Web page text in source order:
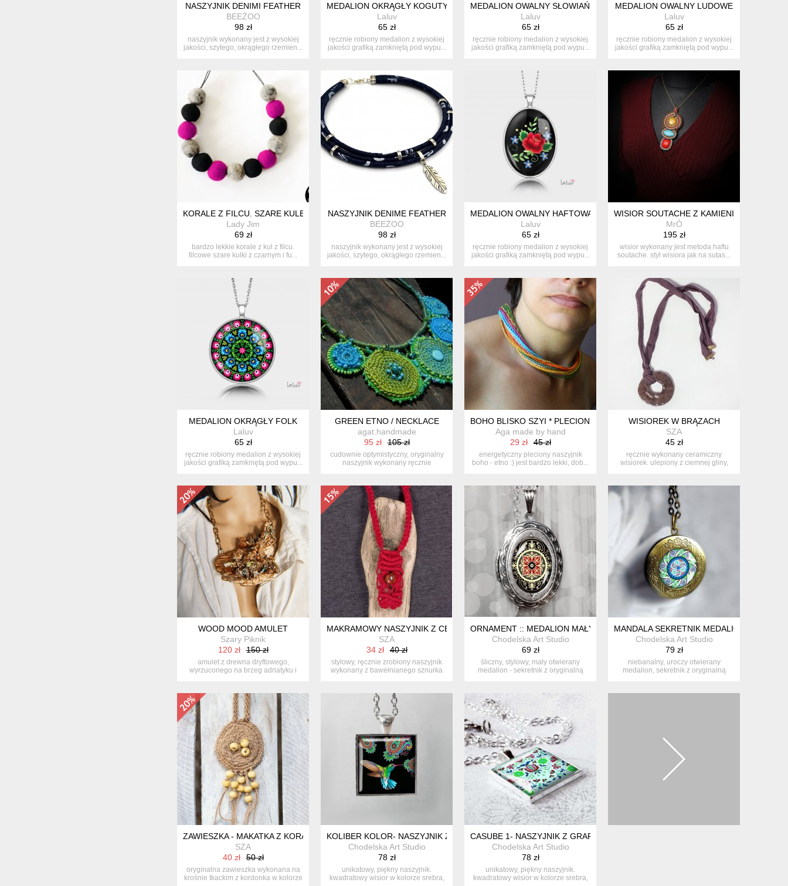
NASZYJNIK DENIMI FEATHER
BEEŻOO
98 zł
naszyjnik wykonany jest z wysokiej
jakości, szytego, okrągłego rzemien...
MEDALION OKRĄGŁY KOGUTY
Laluv
65 zł
ręcznie robiony medalion z wysokiej
jakości grafiką zamkniętą pod wypu...
MEDALION OWALNY SŁOWIAŃSKIE
Laluv
65 zł
ręcznie robiony medalion z wysokiej
jakości grafiką zamkniętą pod wypu...
MEDALION OWALNY LUDOWE
Laluv
65 zł
ręcznie robiony medalion z wysokiej
jakości grafiką zamkniętą pod wypu...
KORALE Z FILCU. SZARE KULE I FUKSJA. FILC.
Lady Jim
69 zł
bardzo lekkie korale z kul z filcu.
filcowe szare kulki z czarnym i fu...
NASZYJNIK DENIME FEATHER
BEEŻOO
98 zł
naszyjnik wykonany jest z wysokiej
jakości, szytego, okrągłego rzemien...
MEDALION OWALNY HAFTOWANA RÓŻA
Laluv
65 zł
ręcznie robiony medalion z wysokiej
jakości grafiką zamkniętą pod wypu...
WISIOR SOUTACHE Z KAMIENIAMI
MrÓ
195 zł
wisior wykonany jest metoda haftu
soutache. styl wisiora jak na sutas...
MEDALION OKRĄGŁY FOLK
Laluv
65 zł
ręcznie robiony medalion z wysokiej
jakości grafiką zamkniętą pod wypu...
GREEN ETNO / NECKLACE
agat.handmade
95 zł
105 zł
cudownie optymistyczny, oryginalny
naszyjnik wykonany ręcznie
BOHO BLISKO SZYI * PLECIONY NASZYJNIK * ETNO
Aga made by hand
29 zł
45 zł
energetyczny pleciony naszyjnik
boho - etno :) jest bardzo lekki, dob...
WISIOREK W BRĄZACH
SZA
45 zł
ręcznie wykonany ceramiczny
wisiorek. ulepiony z ciemnej gliny,
WOOD MOOD AMULET
Szary Piknik
120 zł
150 zł
amulet z drewna dryftowego,
wyrzuconego na brzeg adriatyku i
MAKRAMOWY NASZYJNIK Z CERAMICZNĄ KULKĄ
SZA
34 zł
40 zł
stylowy, ręcznie zrobiony naszyjnik
wykonany z bawełnianego sznurka
ORNAMENT :: MEDALION MAŁY SEKRETNIK OTWIERANY UNIKATOWY
Chodelska Art Studio
69 zł
śliczny, stylowy, mały otwierany
medalion - sekretnik z oryginalną
MANDALA SEKRETNIK MEDALION
Chodelska Art Studio
79 zł
niebanalny, uroczy otwierany
medalion, sekretnik z oryginalną
ZAWIESZKA - MAKATKA Z KORALIKAMI
SZA
40 zł
50 zł
oryginalna zawieszka wykonana na
krośnie tkackim z kordonka w kolorze
KOLIBER KOLOR- NASZYJNIK Z GRAFIKĄ Z PTASZKIEM EGZOTYCZNYM
Chodelska Art Studio
78 zł
unikatowy, piękny naszyjnik.
kwadratowy wisior w kolorze srebra,
CASUBE 1- NASZYJNIK Z GRAFIKĄ FOLK
Chodelska Art Studio
78 zł
unikatowy, piękny naszyjnik.
kwadratowy wisior w kolorze srebra,